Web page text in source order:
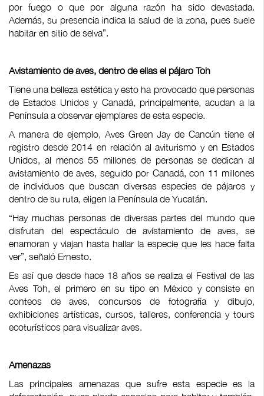
por fuego o que por alguna razón ha sido devastada.
Además, su presencia indica la salud de la zona, pues suele
habitar en sitio de selva”.
Avistamiento de aves, dentro de ellas el pájaro Toh
Tiene una belleza estética y esto ha provocado que personas
de Estados Unidos y Canadá, principalmente, acudan a la
Península a observar ejemplares de esta especie.
A manera de ejemplo, Aves Green Jay de Cancún tiene el
registro desde 2014 en relación al aviturismo y en Estados
Unidos, al menos 55 millones de personas se dedican al
avistamiento de aves, seguido por Canadá, con 11 millones
de individuos que buscan diversas especies de pájaros y
dentro de su ruta, eligen la Península de Yucatán.
“Hay muchas personas de diversas partes del mundo que
disfrutan del espectáculo de avistamiento de aves, se
enamoran y viajan hasta hallar la especie que les hace falta
ver”, señaló Ernesto.
Es así que desde hace 18 años se realiza el Festival de las
Aves Toh, el primero en su tipo en México y consiste en
conteos de aves, concursos de fotografía y dibujo,
exhibiciones artísticas, cursos, talleres, conferencia y tours
ecoturísticos para visualizar aves.
Amenazas
Las principales amenazas que sufre esta especie es la